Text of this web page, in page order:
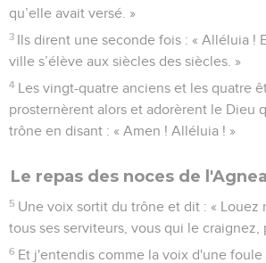
qu’elle avait versé. »
3 Ils dirent une seconde fois : « Alléluia !
ville s’élève aux siècles des siècles. »
4 Les vingt-quatre anciens et les quatre
prosternèrent alors et adorèrent le Dieu
trône en disant : « Amen ! Alléluia ! »
Le repas des noces de
5 Une voix sortit du trône et dit : « Louez
tous ses serviteurs, vous qui le craignez,
6 Et j'entendis comme la voix d'une foule